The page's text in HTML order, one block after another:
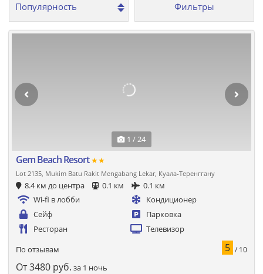
Фильтры
1 / 24
Gem Beach Resort★★
Lot 2135, Mukim Batu Rakit Mengabang Lekar, Куала-Теренггану
8.4 км до центра 0.1 км
0.1 км
Wi-fi в лобби
Кондиционер
Сейф
Парковка
Ресторан
Телевизор
По отзывам 5 / 10
От3480 руб. за 1 ночь